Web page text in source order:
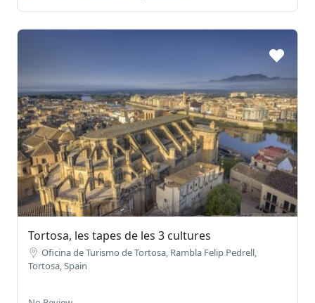
Tortosa, les tapes de les 3 cultures
Oficina de Turismo de Tortosa, Rambla Felip Pedrell,
Tortosa, Spain